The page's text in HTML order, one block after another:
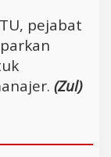
pejabat
(Zul)